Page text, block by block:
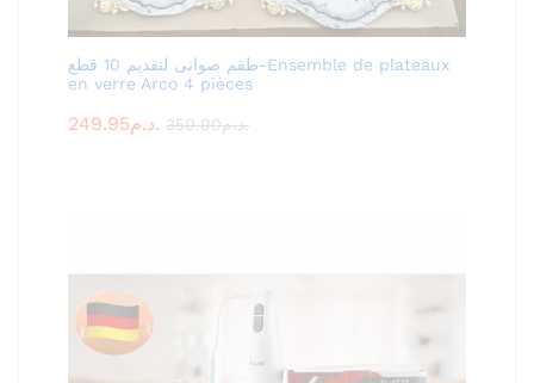
طقم صوانى لتقديم 10 قطع-Ensemble de plateaux
en verre Arco 4 pièces
249.95 د.م. 350.00 د.م.